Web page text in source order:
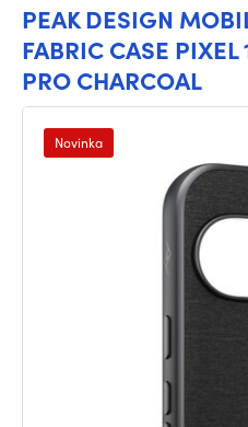
PEAK DESIGN
FABRIC CASE
PRO CHARCOAL
Novinka